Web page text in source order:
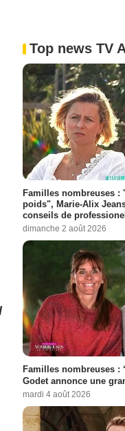
Top news TV
Familles nombreuses :
poids", Marie-Alix
conseils de
dimanche 2 août 2026
Familles nombreuses :
Godet annonce une
mardi 4 août 2026